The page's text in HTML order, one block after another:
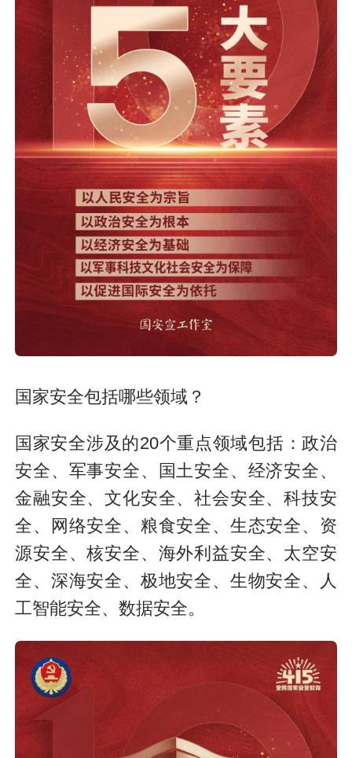
国家安全包括哪些领域？
国家安全涉及的20个重点领域包括：政治
安全、军事安全、国土安全、经济安全、
金融安全、文化安全、社会安全、科技安
全、网络安全、粮食安全、生态安全、资
源安全、核安全、海外利益安全、太空安
全、深海安全、极地安全、生物安全、人
工智能安全、数据安全。